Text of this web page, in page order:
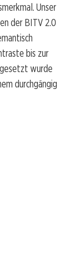
Unser
der BITV 2.0
bis zur
wurde
durchgängig